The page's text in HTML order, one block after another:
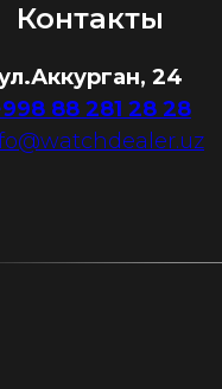
Контакты
24
88 281 28 28